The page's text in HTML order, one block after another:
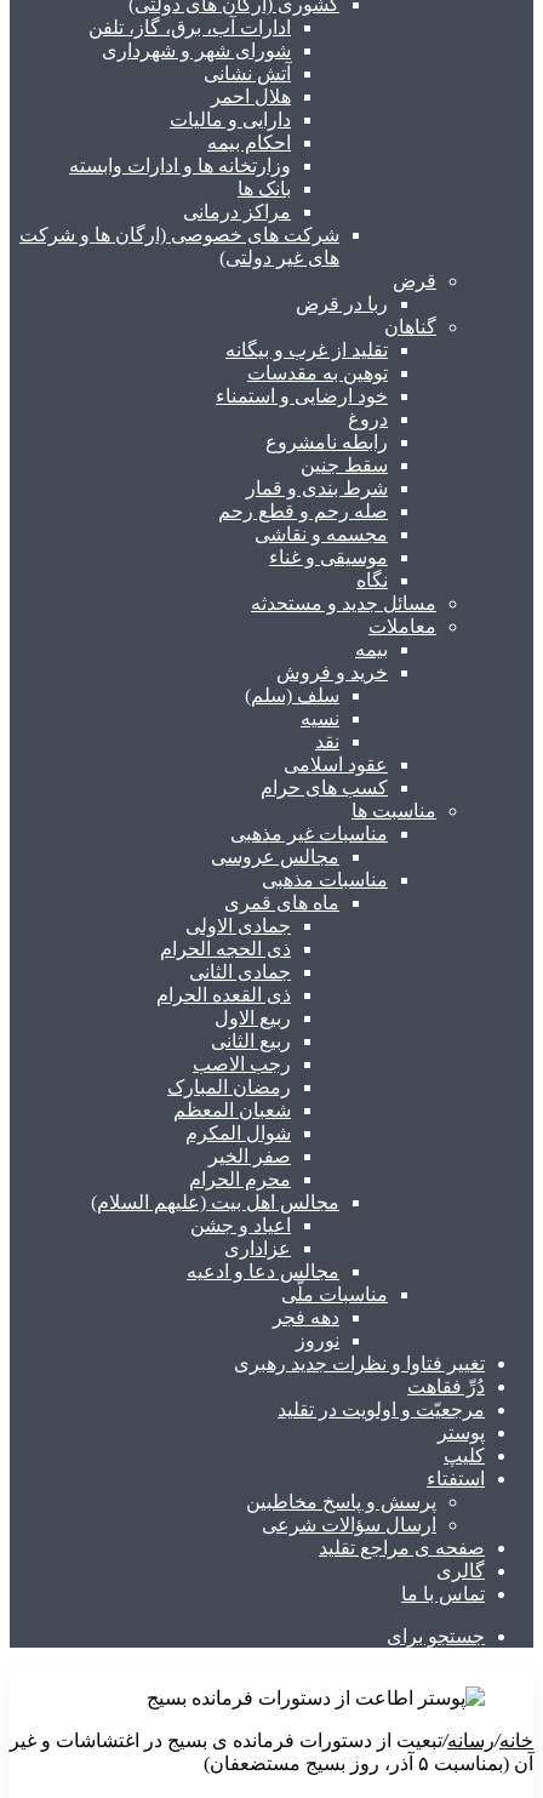
کشوری (ارگان های دولتی)
ادارات آب، برق، گاز، تلفن
شورای شهر و شهرداری
آتش نشانی
هلال احمر
دارایی و مالیات
احکام بیمه
وزارتخانه ها و ادارات وابسته
بانک ها
مراکز درمانی
شرکت های خصوصی (ارگان ها و شرکت
های غیر دولتی)
قرض
ربا در قرض
گناهان
تقلید از غرب و بیگانه
توهین به مقدسات
خود ارضایی و استمناء
دروغ
رابطه نامشروع
سقط جنین
شرط بندی و قمار
صله رحم و قطع رحم
مجسمه و نقاشی
موسیقی و غناء
نگاه
مسائل جدید و مستحدثه
معاملات
بیمه
خرید و فروش
سلف (سلم)
نسیه
نقد
عقود اسلامی
کسب های حرام
مناسبت ها
مناسبات غیر مذهبی
مجالس عروسی
مناسبات مذهبی
ماه های قمری
جمادی الاولی
ذی الحجه الحرام
جمادی الثانی
ذی القعده الحرام
ربیع الاول
ربیع الثانی
رجب الاصب
رمضان المبارک
شعبان المعظم
شوال المکرم
صفر الخیر
محرم الحرام
مجالس اهل بیت (علیهم السلام)
اعیاد و جشن
عزاداری
مجالس دعا و ادعیه
مناسبات ملّی
دهه فجر
نوروز
تغییر فتاوا و نظرات جدید رهبری
دُرِّ فقاهت
مرجعیّت و اولویت در تقلید
پوستر
کلیپ
استفتاء
پرسش و پاسخ مخاطبین
ارسال سؤالات شرعی
صفحه ی مراجع تقلید
گالری
تماس با ما
جستجو برای
خانه/رسانه/تبعیت از دستورات فرمانده ی بسیج در اغتشاشات و غیر
آن (بمناسبت ۵ آذر، روز بسیج مستضعفان)